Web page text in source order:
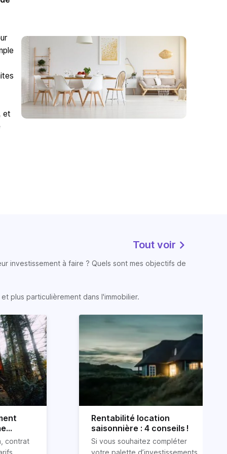
et
Tout voir
investissement à faire ? Quels sont mes objectifs de
plus particulièrement dans l'immobilier.
contrat
Rentabilité location
saisonnière : 4 conseils !
Si vous souhaitez compléter